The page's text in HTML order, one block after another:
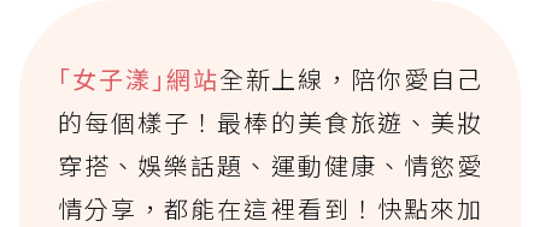
｢女子漾｣網站全新上線，陪你愛自己
的每個樣子！最棒的美食旅遊、美妝
穿搭、娛樂話題、運動健康、情慾愛
情分享，都能在這裡看到！快點來加